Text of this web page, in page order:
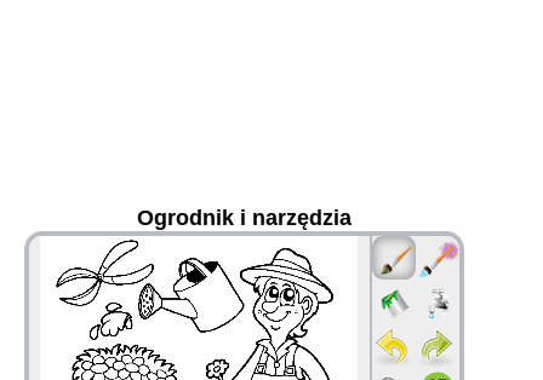
Ogrodnik i narzędzia